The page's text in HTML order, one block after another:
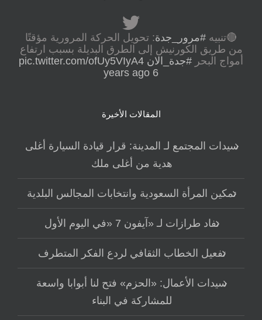
🔴تنبيه #مرور_جدة: تحويل الحركة المرورية مؤقتًا
من طريق الكورنيش إلى الطرق البديلة بسبب ارتفاع
أمواج البحر #جدة_الان pic.twitter.com/ofUy5VIyA4
6 years ago
المقالات الأخيرة
سيدات المجتمع لـ المدينة: قرار قيادة السيارة أغلى
هدية من أغلى ملك
تمكين المرأة السعودية وانتخابات المجالس البلدية
نفاد طرازات لـ «آيفون 7 «في اليوم الأول
تفعيل الخطاب الثقافي لردع الفكر المتطرف
سيدات الأعمال: «الحزم» فتح لنا أبوابا واسعة
للمشاركة في البناء